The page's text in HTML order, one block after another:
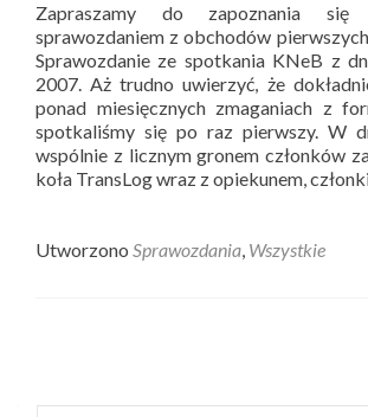
Zapraszamy do zapoznania
sprawozdaniem z obchodów
Sprawozdanie ze spotkania KNeB z
2007. Aż trudno uwierzyć, że
ponad miesięcznych zmaganiach z
spotkaliśmy się po raz pierwszy. W
wspólnie z licznym gronem członków
koła TransLog wraz z opiekunem,
Utworzono Sprawozdania, Wszystkie
navigation